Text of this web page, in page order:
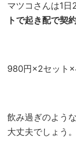
マツコさんは1
トで起き配で契
980円×2セット
飲み過ぎのよう
大丈夫でしょう。